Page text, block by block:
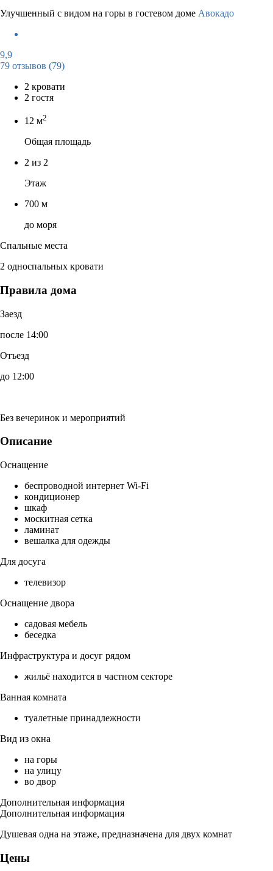
Улучшенный с видом на горы в гостевом доме Авокадо
9,9
79 отзывов (79)
2 кровати
2 гостя
12 м2
Общая площадь
2 из 2
Этаж
700 м
до моря
Спальные места
2 односпальных кровати
Правила дома
Заезд
после 14:00
Отъезд
до 12:00
Без вечеринок и мероприятий
Описание
Оснащение
беспроводной интернет Wi-Fi
кондиционер
шкаф
москитная сетка
ламинат
вешалка для одежды
Для досуга
телевизор
Оснащение двора
садовая мебель
беседка
Инфраструктура и досуг рядом
жильё находится в частном секторе
Ванная комната
туалетные принадлежности
Вид из окна
на горы
на улицу
во двор
Дополнительная информация
Дополнительная информация
Душевая одна на этаже, предназначена для двух комнат
Цены